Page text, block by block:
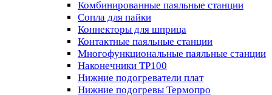
Комбинированные паяльные станции
Сопла для пайки
Коннекторы для шприца
Контактные паяльные станции
Многофункциональные паяльные станции
Наконечники TP100
Нижние подогреватели плат
Нижние подогревы Термопро